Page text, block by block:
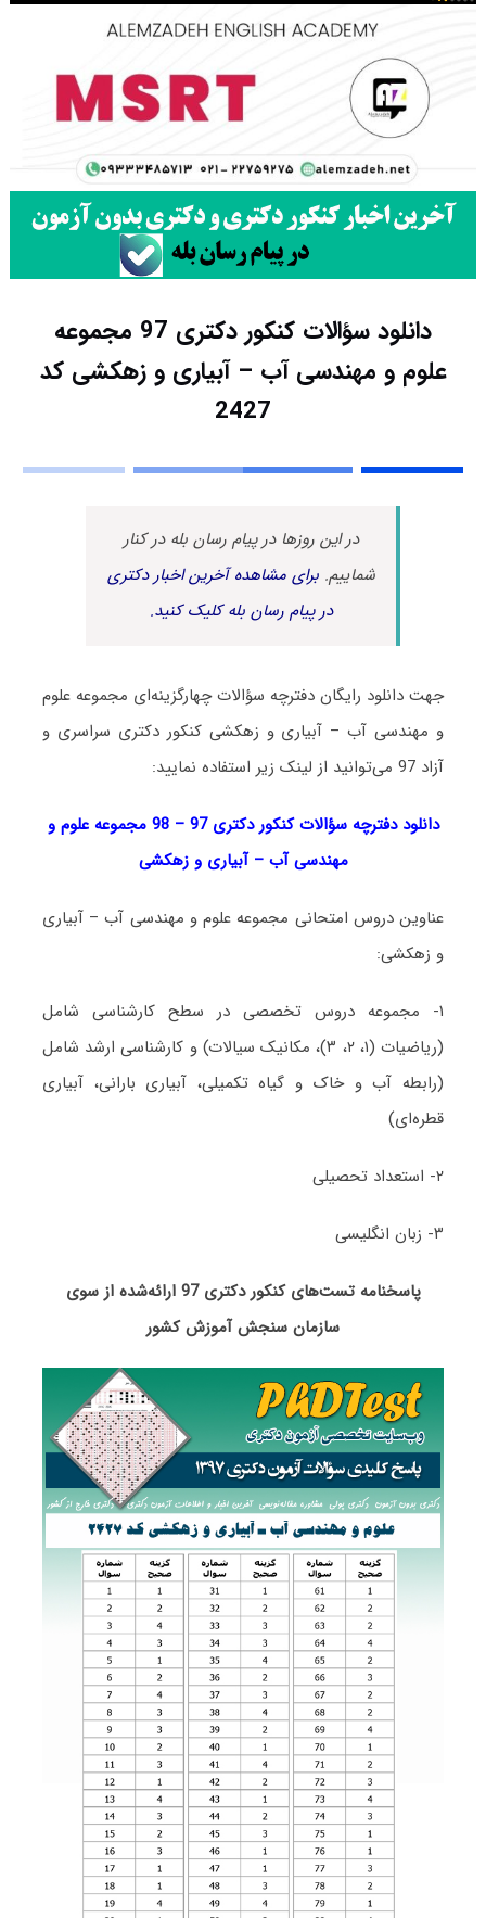
دانلود سؤالات کنکور دکتری 97 مجموعه
علوم و مهندسی آب – آبیاری و زهکشی کد
2427
در این روزها در پیام رسان بله در کنار
شماییم.برای مشاهده آخرین اخبار دکتری
در پیام رسان بله کلیک کنید.
جهت دانلود رایگان دفترچه سؤالات چهارگزینه‌ای مجموعه علوم
و مهندسی آب – آبیاری و زهکشی کنکور دکتری سراسری و
آزاد 97 می‌توانید از لینک زیر استفاده نمایید:
دانلود دفترچه سؤالات کنکور دکتری 97 – 98 مجموعه علوم و
مهندسی آب – آبیاری و زهکشی
عناوین دروس امتحانی مجموعه علوم و مهندسی آب – آبیاری
و زهکشی:
۱- مجموعه دروس تخصصی در سطح کارشناسی شامل
(ریاضیات (۱، ۲، ۳)، مکانیک سیالات) و کارشناسی ارشد شامل
(رابطه آب و خاک و گیاه تکمیلی، آبیاری بارانی، آبیاری
قطره‌ای)
۲- استعداد تحصیلی
۳- زبان انگلیسی
پاسخنامه تست‌های کنکور دکتری 97 ارائه‌شده از سوی
سازمان سنجش آموزش کشور